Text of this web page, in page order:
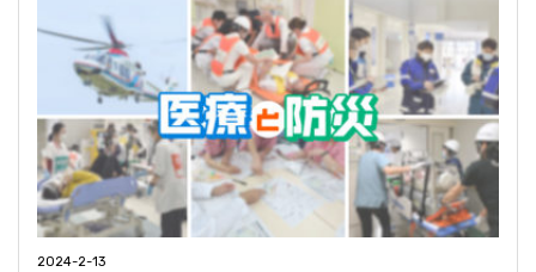
2024-2-13